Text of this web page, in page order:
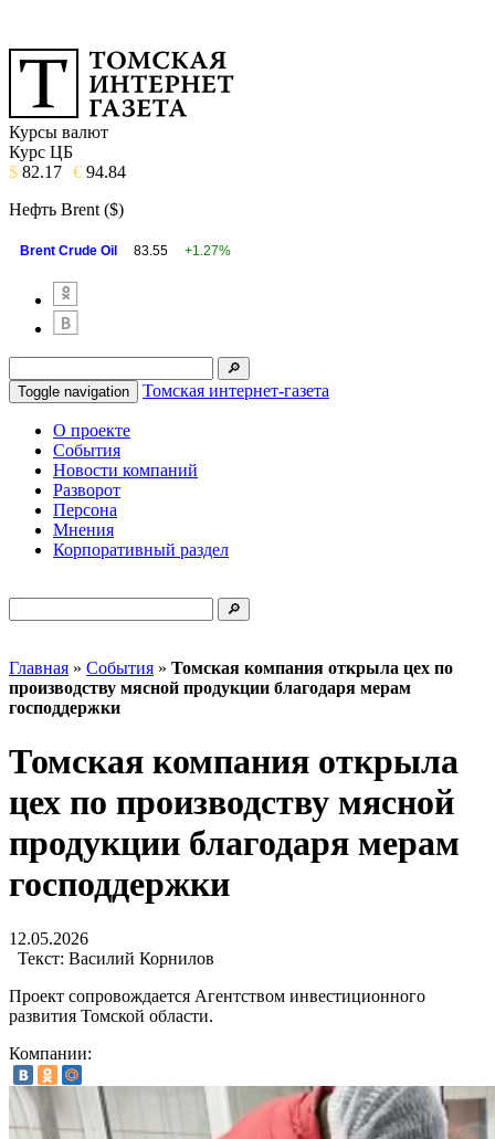
Курсы валют
Курс ЦБ
$ 82.17 € 94.84
Нефть Brent ($)
Brent Crude Oil 83.55 +1.27%
Toggle navigation Томская интернет-газета
О проекте
События
Новости компаний
Разворот
Персона
Мнения
Корпоративный раздел
Главная » События » Томская компания открыла цех по
производству мясной продукции благодаря мерам
господдержки
Томская компания открыла
цех по производству мясной
продукции благодаря мерам
господдержки
12.05.2026
Текст: Василий Корнилов
Проект сопровождается Агентством инвестиционного
развития Томской области.
Компании: